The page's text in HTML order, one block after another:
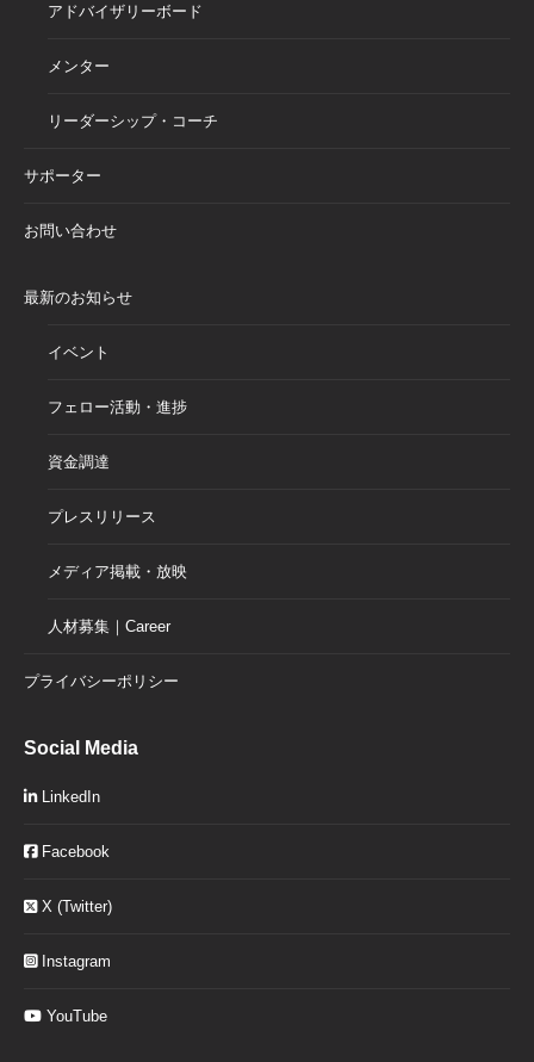
アドバイザリーボード
メンター
リーダーシップ・コーチ
サポーター
お問い合わせ
最新のお知らせ
イベント
フェロー活動・進捗
資金調達
プレスリリース
メディア掲載・放映
人材募集｜Career
プライバシーポリシー
Social Media
LinkedIn
Facebook
X (Twitter)
Instagram
YouTube